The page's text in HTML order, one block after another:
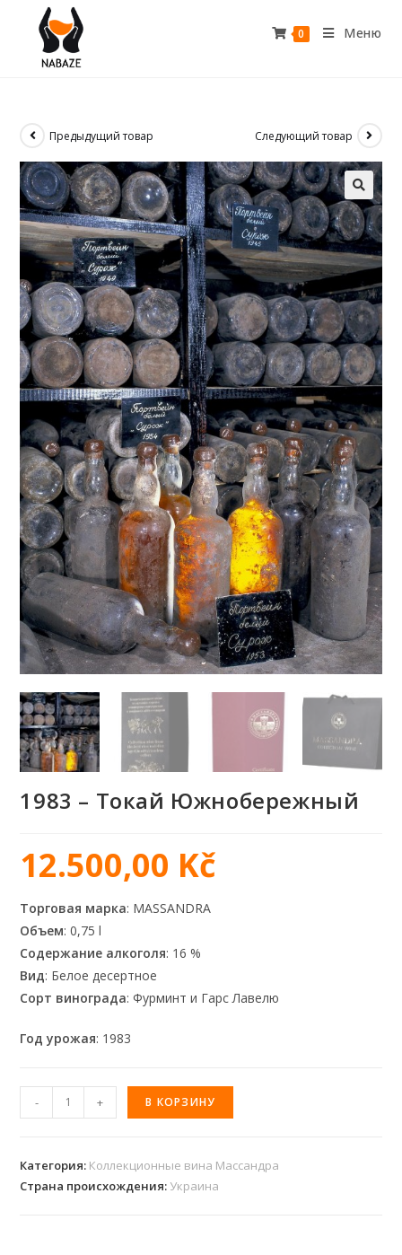
0 Меню
Предыдущий товар Следующий товар
1983 – Токай Южнобережный
12.500,00 Kč
Торговая марка: MASSANDRA
Объем: 0,75 l
Содержание алкоголя: 16 %
Вид: Белое десертное
Сорт винограда: Фурминт и Гарс Лавелю
Год урожая: 1983
- + В КОРЗИНУ
Категория: Коллекционные вина Массандра
Страна происхождения: Украина